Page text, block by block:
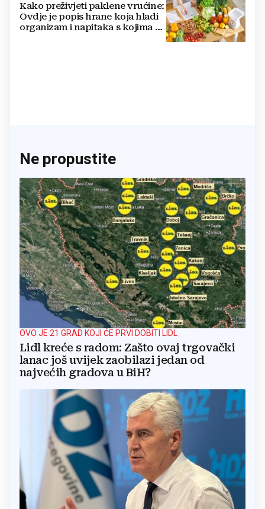
Kako preživjeti paklene vrućine:
Ovdje je popis hrane koja hladi
organizam i napitaka s kojima si
Ne propustite
OVO JE 21 GRAD KOJI ĆE PRVI DOBITI LIDL
Lidl kreće s radom: Zašto ovaj trgovački
lanac još uvijek zaobilazi jedan od
najvećih gradova u BiH?